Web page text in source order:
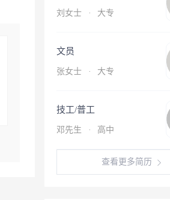
刘女士 · 大专
文员
张女士 · 大专
技工/普工
邓先生 · 高中
查看更多简历